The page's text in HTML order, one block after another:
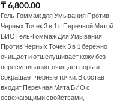
₸6,800.00
Гель-Гоммаж для Умывания Против
Черных Точек 3 в 1 с Перечной Мятой
БИО Гель-Гоммаж Для Умывания
Против Черных Точек 3 в 1 бережно
очищает и отшелушивает кожу без
пересушивания, очищает поры и
сокращает черные точки. В состав
входит Перечная Мята БИО с
освежающими свойствами,